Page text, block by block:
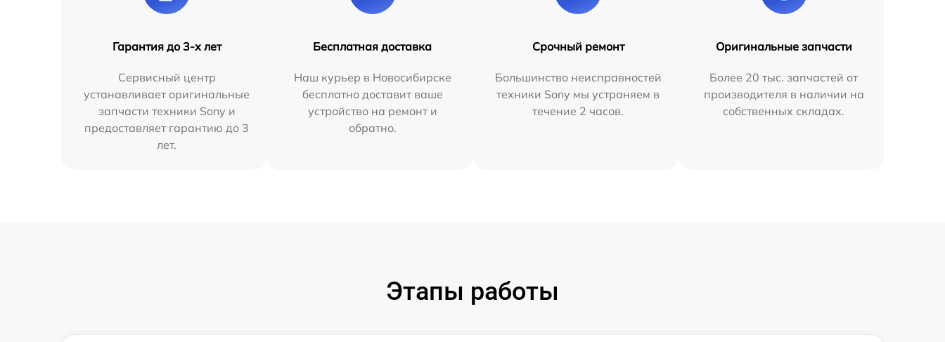
Гарантия до 3-х лет
Сервисный центр
устанавливает оригинальные
запчасти техники Sony и
предоставляет гарантию до 3
лет.
Бесплатная доставка
Наш курьер в Новосибирске
бесплатно доставит ваше
устройство на ремонт и
обратно.
Срочный ремонт
Большинство неисправностей
техники Sony мы устраняем в
течение 2 часов.
Оригинальные запчасти
Более 20 тыс. запчастей от
производителя в наличии на
собственных складах.
Этапы работы